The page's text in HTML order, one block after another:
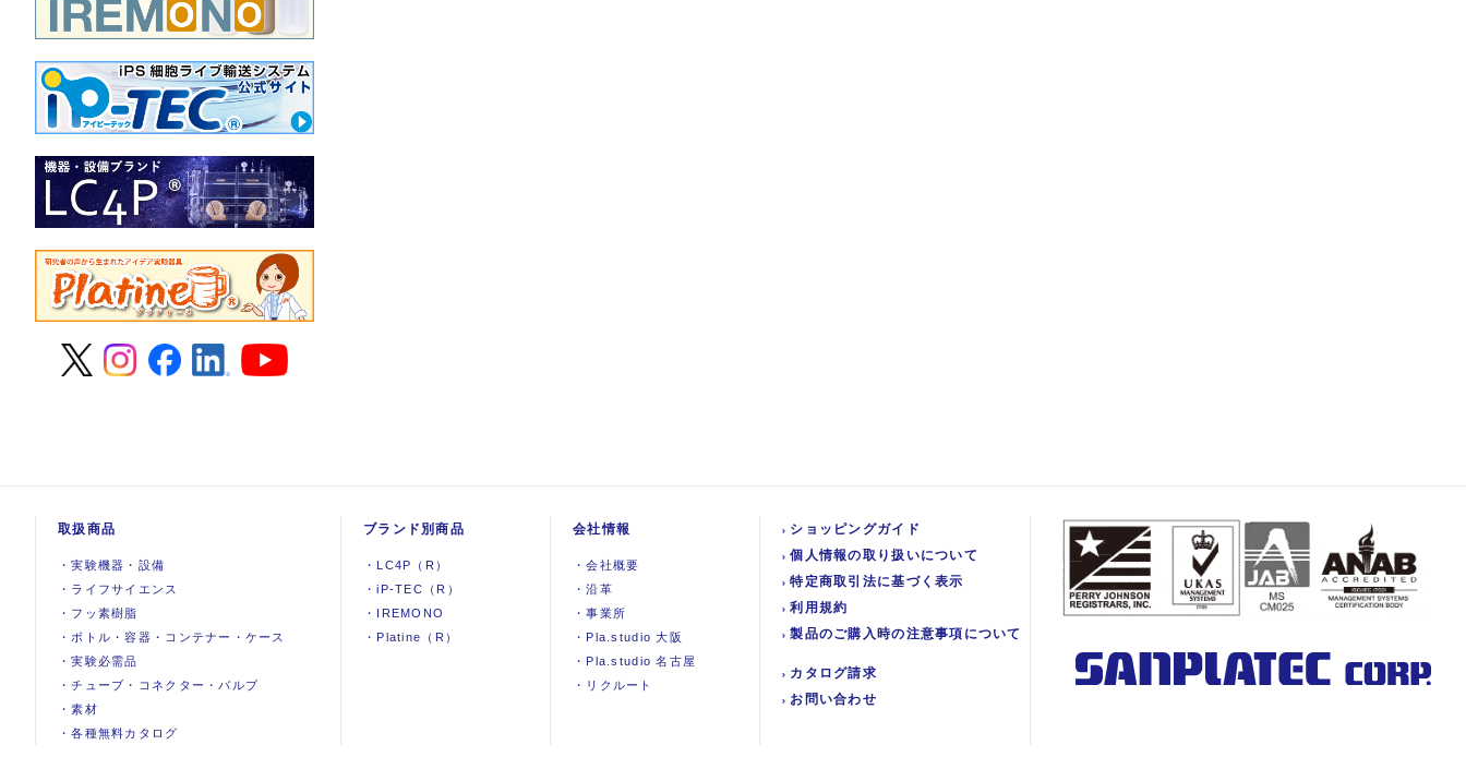
取扱商品
・実験機器 ・ 設備
・ ライフサイエンス
・ フッ素樹脂
・ ボトル・容器・コンテナー・ケース
・実験必需品
・チューブ・コネクター・バルブ
・素材
・各種無料カタログ
ブランド別商品
・ LC4P（R）
・iP-TEC（R）
・ IREMONO
・ Platine（R）
会社情報
・会社概要
・沿革
・事業所
・ Pla.studio 大阪
・ Pla.studio 名古屋
・ リクルート
ショッピングガイド
個人情報の取り扱いについて
特定商取引法に基づく表示
利用規約
製品のご購入時の注意事項について
カタログ請求
お問い合わせ